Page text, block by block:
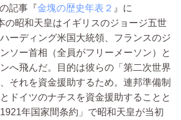
記事『金塊の歴史年表２ 』に
の昭和天皇はイギリスのジョージ五世
ーディング米国大統領、フランスのジ
ソー首相（全員がフリーメーソン）と
へ飛んだ。目的は彼らの「第二次世界
それを資金援助するため。連邦準備制
ドイツのナチスを資金援助することと
年国家間条約」で昭和天皇が当初